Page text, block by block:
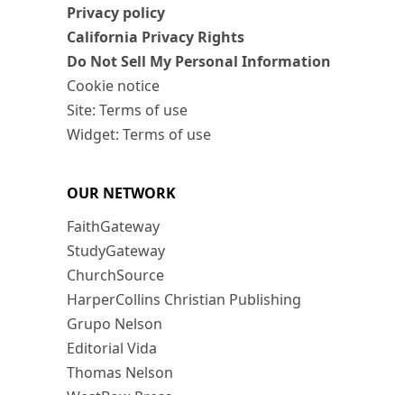
Privacy policy
California Privacy Rights
Do Not Sell My Personal Information
Cookie notice
Site: Terms of use
Widget: Terms of use
OUR NETWORK
FaithGateway
StudyGateway
ChurchSource
HarperCollins Christian Publishing
Grupo Nelson
Editorial Vida
Thomas Nelson